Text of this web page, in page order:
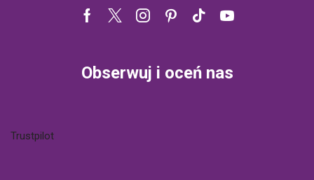
Facebook
TwitterInstagram
Pinterest
Tik- Youtube
Obserwuj i oceń nas
Trustpilot